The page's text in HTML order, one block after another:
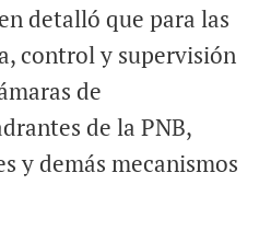
detalló que para las
control y supervisión
de
de la PNB,
y demás mecanismos